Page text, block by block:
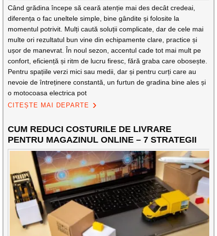
Când grădina începe să ceară atenție mai des decât credeai,
diferența o fac uneltele simple, bine gândite și folosite la
momentul potrivit. Mulți caută soluții complicate, dar de cele mai
multe ori rezultatul bun vine din echipamente clare, practice și
ușor de manevrat. În noul sezon, accentul cade tot mai mult pe
confort, eficiență și ritm de lucru firesc, fără graba care obosește.
Pentru spațiile verzi mici sau medii, dar și pentru curți care au
nevoie de întreținere constantă, un furtun de gradina bine ales și
o motocoasa electrica pot
CITEȘTE MAI DEPARTE
CUM REDUCI COSTURILE DE LIVRARE
PENTRU MAGAZINUL ONLINE – 7 STRATEGII